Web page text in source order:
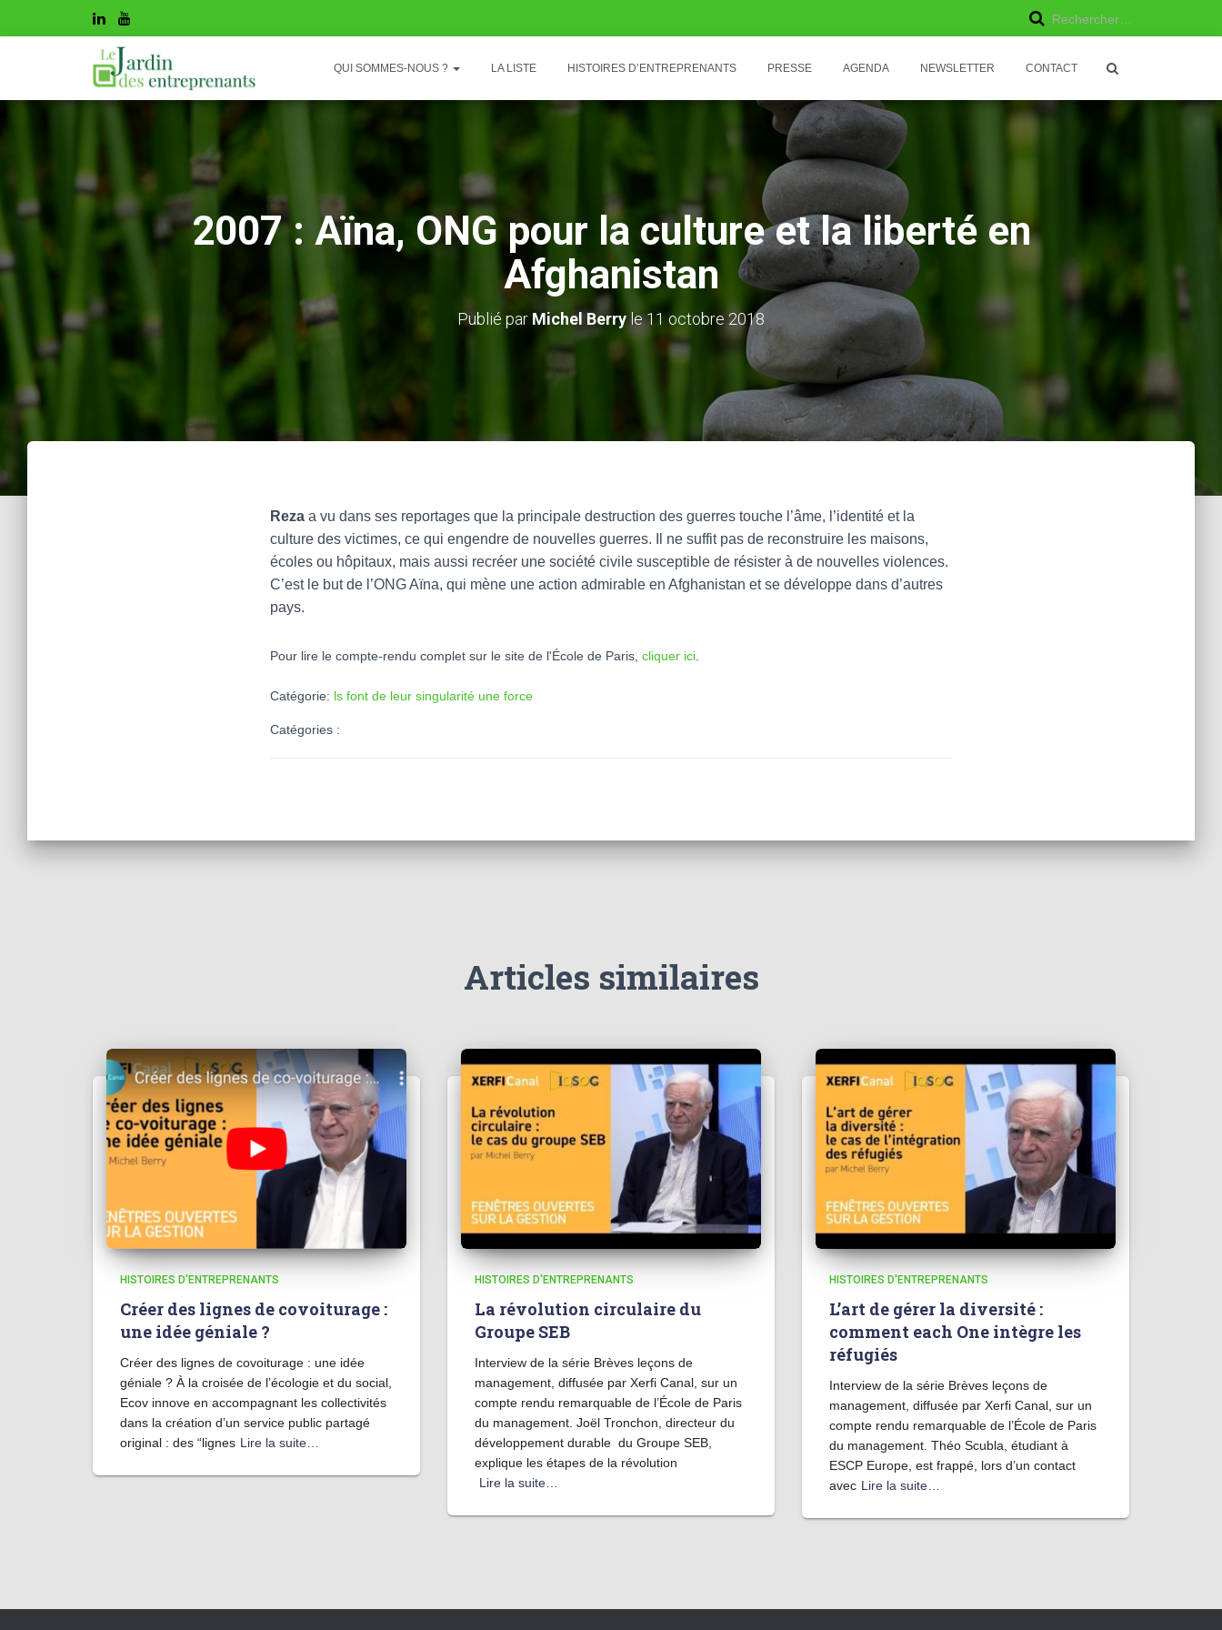
Rechercher…
QUI SOMMES-NOUS ? LA LISTE HISTOIRES D’ENTREPRENANTS PRESSE AGENDA NEWSLETTER CONTACT
2007 : Aïna, ONG pour la culture et la liberté en
Afghanistan
Publié par Michel Berryle11 octobre 2018
Reza a vu dans ses reportages que la principale destruction des guerres touche l’âme, l’identité et la
culture des victimes, ce qui engendre de nouvelles guerres. Il ne suffit pas de reconstruire les maisons,
écoles ou hôpitaux, mais aussi recréer une société civile susceptible de résister à de nouvelles violences.
C’est le but de l’ONG Aïna, qui mène une action admirable en Afghanistan et se développe dans d’autres
pays.
Pour lire le compte-rendu complet sur le site de l'École de Paris, cliquer ici
Catégorie: ls font de leur singularité une force
Catégories :
Articles similaires
HISTOIRES D'ENTREPRENANTS
Créer des lignes de covoiturage :
une idée géniale ?
Créer des lignes de covoiturage : une idée
géniale ? À la croisée de l’écologie et du social,
Ecov innove en accompagnant les collectivités
dans la création d’un service public partagé
original : des “lignes Lire la suite…
HISTOIRES D'ENTREPRENANTS
La révolution circulaire du
Groupe SEB
Interview de la série Brèves leçons de
management, diffusée par Xerfi Canal, sur un
compte rendu remarquable de l’École de Paris
du management. Joël Tronchon, directeur du
développement durable du Groupe SEB,
explique les étapes de la révolution
Lire la suite…
HISTOIRES D'ENTREPRENANTS
L’art de gérer la diversité :
comment each One intègre les
réfugiés
Interview de la série Brèves leçons de
management, diffusée par Xerfi Canal, sur un
compte rendu remarquable de l’École de Paris
du management. Théo Scubla, étudiant à
ESCP Europe, est frappé, lors d’un contact
avec Lire la suite…